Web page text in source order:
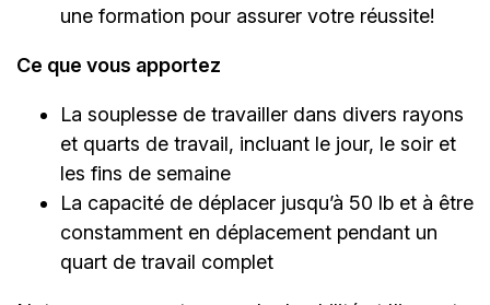
une formation pour assurer votre réussite!
Ce que vous apportez
La souplesse de travailler dans divers rayons
et quarts de travail, incluant le jour, le soir et
les fins de semaine
La capacité de déplacer jusqu’à 50 lb et à être
constamment en déplacement pendant un
quart de travail complet